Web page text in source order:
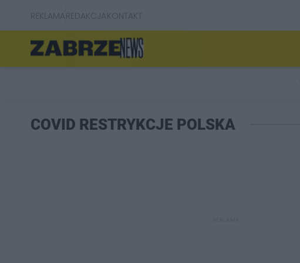
REKLAMAREDAKCJAKONTAKT
COVID RESTRYKCJE POLSKA